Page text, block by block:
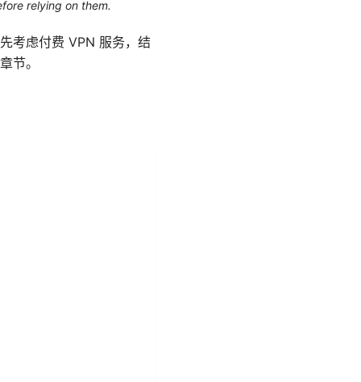
relying on them.
考虑付费 VPN 服务，结
节。